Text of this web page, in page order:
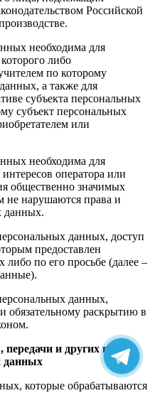
Российской
необходима для
либо
по которому
а также для
субъекта персональных
субъект персональных
или
необходима для
оператора или
общественно значимых
не нарушаются права и
данных.
данных, доступ
предоставлен
по его просьбе (далее –
данных,
раскрытию в
и других видов
данных
которые обрабатываются